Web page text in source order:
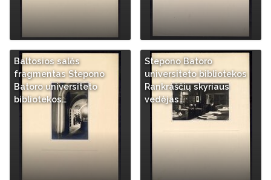
Baltosios salės
fragmentas Stepono
Batoro universiteto
bibliotekos…
Stepono Batoro
universiteto bibliotekos
Rankraščių skyriaus
vedėjas…